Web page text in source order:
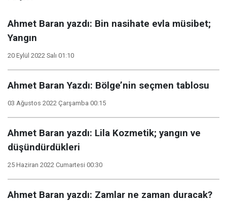
Ahmet Baran yazdı: Bin nasihate evla müsibet;
Yangın
20 Eylül 2022 Salı 01:10
Ahmet Baran Yazdı: Bölge’nin seçmen tablosu
03 Ağustos 2022 Çarşamba 00:15
Ahmet Baran yazdı: Lila Kozmetik; yangın ve
düşündürdükleri
25 Haziran 2022 Cumartesi 00:30
Ahmet Baran yazdı: Zamlar ne zaman duracak?